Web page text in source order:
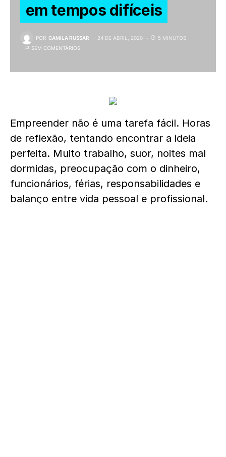
em tempos difíceis
POR CAMILA RUSSAR 24 DE ABRIL, 2020
5 MINUTOS
SEM COMENTÁRIOS
Empreender não é uma tarefa fácil. Horas
de reflexão, tentando encontrar a ideia
perfeita. Muito trabalho, suor, noites mal
dormidas, preocupação com o dinheiro,
funcionários, férias, responsabilidades e
balanço entre vida pessoal e profissional.